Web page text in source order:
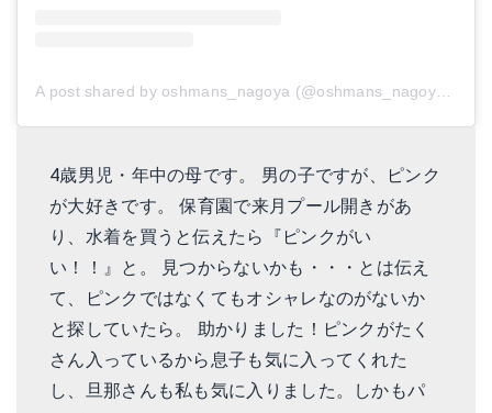
A post shared by oshmans_nagoya (@oshmans_nagoya)
4歳男児・年中の母です。 男の子ですが、ピンク
が大好きです。 保育園で来月プール開きがあ
り、水着を買うと伝えたら『ピンクがい
い！！』と。 見つからないかも・・・とは伝え
て、ピンクではなくてもオシャレなのがないか
と探していたら。 助かりました！ピンクがたく
さん入っているから息子も気に入ってくれた
し、旦那さんも私も気に入りました。しかもパ